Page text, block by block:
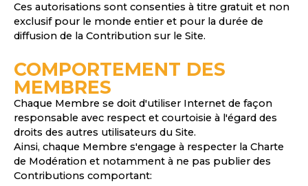
Ces autorisations sont consenties à titre gratuit et non
exclusif pour le monde entier et pour la durée de
diffusion de la Contribution sur le Site.
COMPORTEMENT DES
MEMBRES
Chaque Membre se doit d'utiliser Internet de façon
responsable avec respect et courtoisie à l'égard des
droits des autres utilisateurs du Site.
Ainsi, chaque Membre s'engage à respecter la Charte
de Modération et notamment à ne pas publier des
Contributions comportant: